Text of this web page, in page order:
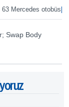
otobüs|ÖKN
Swap Body